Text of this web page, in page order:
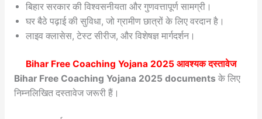
बिहार सरकार की विश्वसनीयता और गुणवत्तापूर्ण सामग्री।
घर बैठे पढ़ाई की सुविधा, जो ग्रामीण छात्रों के लिए वरदान है।
लाइव क्लासेस, टेस्ट सीरीज, और विशेषज्ञ मार्गदर्शन।
Bihar Free Coaching Yojana 2025 आवश्यक दस्तावेज
Bihar Free Coaching Yojana 2025 documents के लिए
निम्नलिखित दस्तावेज जरूरी हैं।